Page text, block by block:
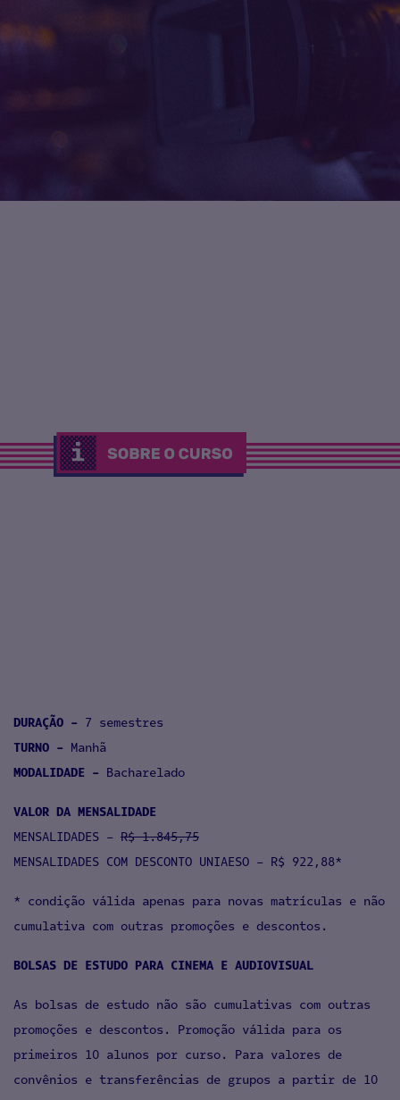
DURAÇÃO - 7 semestres
TURNO - Manhã
MODALIDADE - Bacharelado
VALOR DA MENSALIDADE
MENSALIDADES - R$ 1.845,75
MENSALIDADES COM DESCONTO UNIAESO - R$ 922,88*
* condição válida apenas para novas matrículas e não
cumulativa com outras promoções e descontos.
BOLSAS DE ESTUDO PARA CINEMA E AUDIOVISUAL
As bolsas de estudo não são cumulativas com outras
promoções e descontos. Promoção válida para os
primeiros 10 alunos por curso. Para valores de
convênios e transferências de grupos a partir de 10